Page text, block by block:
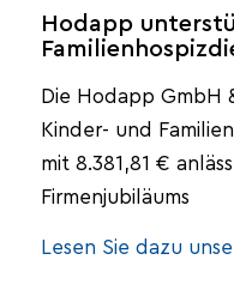
Hodapp
Die Hodapp GmbH
Kinder- und
mit 8.381,81 €
Firmenjubiläums
Lesen Sie dazu